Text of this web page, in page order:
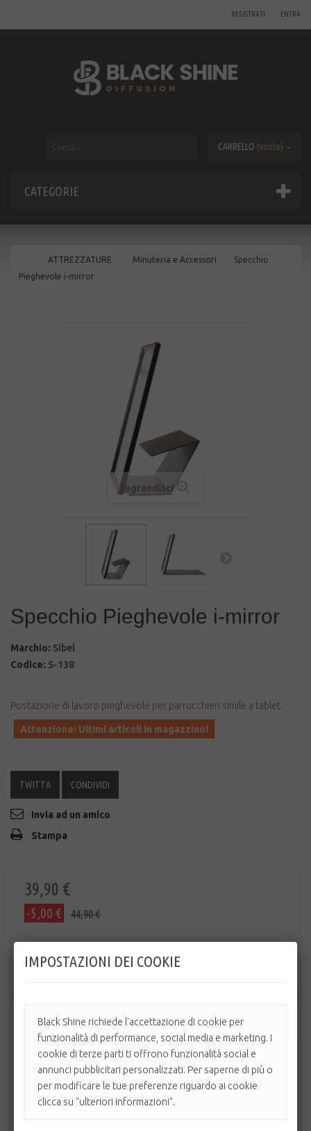
ENTRA
REGISTRATI
CARRELLO (vuoto)
CATEGORIE
ATTREZZATURE Minuteria e Accessori
Specchio
Pieghevole i-mirror
Ingrandisci
Specchio Pieghevole i-mirror
Marchio: Sibel
Codice: S-138
Postazione di lavoro pieghevole per parrucchieri simile a tablet.
Attenzione: Ultimi articoli in magazzino!
TWITTA CONDIVIDI
Invia ad un amico
Stampa
39,90 €
-5,00 € 44,90 €
Quantità
AGGIUNGI AL CARRELLO
IMPOSTAZIONI DEI COOKIE
Black Shine richiede l'accettazione di cookie per
funzionalità di performance, social media e marketing. I
cookie di terze parti ti offrono funzionalità social e
annunci pubblicitari personalizzati. Per saperne di più o
per modificare le tue preferenze riguardo ai cookie
clicca su "ulteriori informazioni".